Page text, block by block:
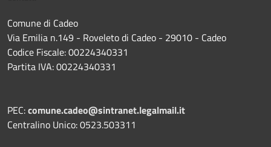
Comune di Cadeo
Via Emilia n.149 - Roveleto di Cadeo - 29010 - Cadeo
Codice Fiscale: 00224340331
Partita IVA: 00224340331
PEC:comune.cadeo@sintranet.legalmail.it
Centralino Unico: 0523.503311